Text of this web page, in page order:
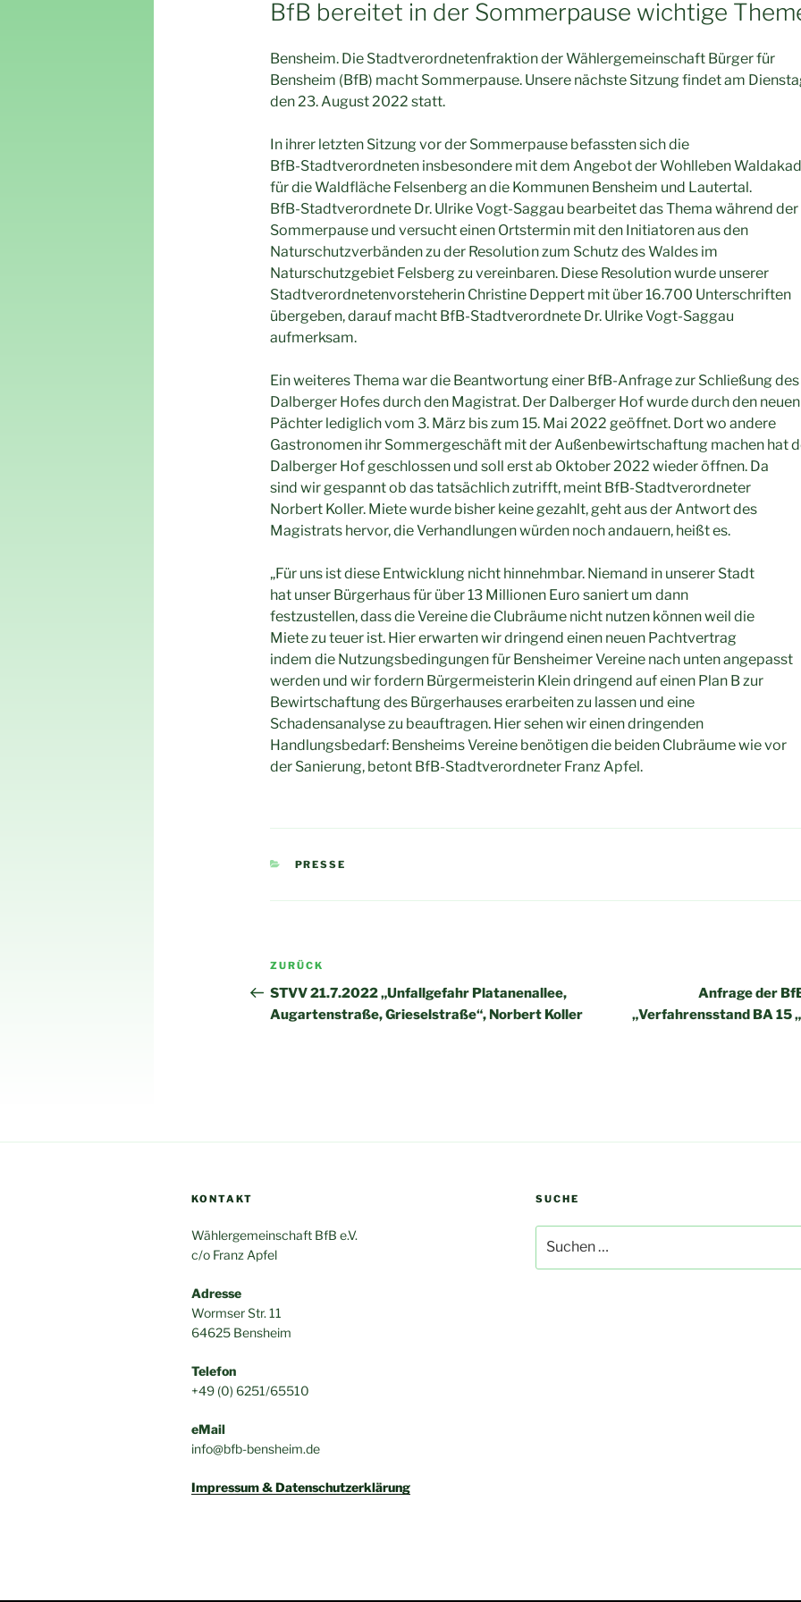
BfB bereitet in der Sommerpause wichtige
Bensheim. Die Stadtverordnetenfraktion der Wählergemeinschaft Bürger für
Bensheim (BfB) macht Sommerpause. Unsere nächste Sitzung findet am
den 23. August 2022 statt.
In ihrer letzten Sitzung vor der Sommerpause befassten sich die
BfB-Stadtverordneten insbesondere mit dem Angebot der Wohlleben
für die Waldfläche Felsenberg an die Kommunen Bensheim und Lautertal.
BfB-Stadtverordnete Dr. Ulrike Vogt-Saggau bearbeitet das Thema während der
Sommerpause und versucht einen Ortstermin mit den Initiatoren aus den
Naturschutzverbänden zu der Resolution zum Schutz des Waldes im
Naturschutzgebiet Felsberg zu vereinbaren. Diese Resolution wurde unserer
Stadtverordnetenvorsteherin Christine Deppert mit über 16.700 Unterschriften
übergeben, darauf macht BfB-Stadtverordnete Dr. Ulrike Vogt-Saggau
aufmerksam.
Ein weiteres Thema war die Beantwortung einer BfB-Anfrage zur Schließung des
Dalberger Hofes durch den Magistrat. Der Dalberger Hof wurde durch den neuen
Pächter lediglich vom 3. März bis zum 15. Mai 2022 geöffnet. Dort wo andere
Gastronomen ihr Sommergeschäft mit der Außenbewirtschaftung machen hat
Dalberger Hof geschlossen und soll erst ab Oktober 2022 wieder öffnen. Da
sind wir gespannt ob das tatsächlich zutrifft, meint BfB-Stadtverordneter
Norbert Koller. Miete wurde bisher keine gezahlt, geht aus der Antwort des
Magistrats hervor, die Verhandlungen würden noch andauern, heißt es.
„Für uns ist diese Entwicklung nicht hinnehmbar. Niemand in unserer Stadt
hat unser Bürgerhaus für über 13 Millionen Euro saniert um dann
festzustellen, dass die Vereine die Clubräume nicht nutzen können weil die
Miete zu teuer ist. Hier erwarten wir dringend einen neuen Pachtvertrag
indem die Nutzungsbedingungen für Bensheimer Vereine nach unten angepasst
werden und wir fordern Bürgermeisterin Klein dringend auf einen Plan B zur
Bewirtschaftung des Bürgerhauses erarbeiten zu lassen und eine
Schadensanalyse zu beauftragen. Hier sehen wir einen dringenden
Handlungsbedarf: Bensheims Vereine benötigen die beiden Clubräume wie vor
der Sanierung, betont BfB-Stadtverordneter Franz Apfel.
KATEGORIEN
PRESSE
Beitragsnavigation
Vorheriger
Beitrag
ZURÜCK
STVV 21.7.2022 „Unfallgefahr Platanenallee,
Augartenstraße, Grieselstraße“, Norbert Koller
Anfrage der
„Verfahrensstand BA 15
KONTAKT
Wählergemeinschaft BfB e.V.
c/o Franz Apfel
Adresse
Wormser Str. 11
64625 Bensheim
Telefon
+49 (0) 6251/65510
eMail
info@bfb-bensheim.de
Impressum & Datenschutzerklärung
SUCHE
nach: